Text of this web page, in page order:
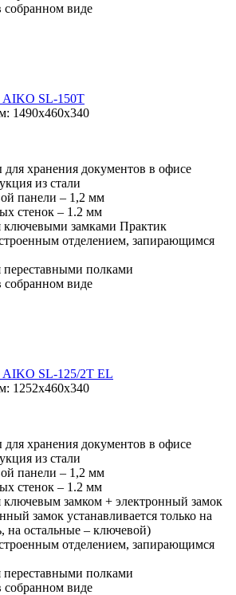
собранном виде
AIKO SL-150Т
1490x460x340
для хранения документов в офисе
из стали
панели – 1,2 мм
стенок – 1.2 мм
ключевыми замками Практик
отделением, запирающимся
переставными полками
собранном виде
AIKO SL-125/2Т EL
1252x460x340
для хранения документов в офисе
из стали
панели – 1,2 мм
стенок – 1.2 мм
ключевым замком + электронный замок
замок устанавливается только на
на остальные – ключевой)
отделением, запирающимся
переставными полками
собранном виде